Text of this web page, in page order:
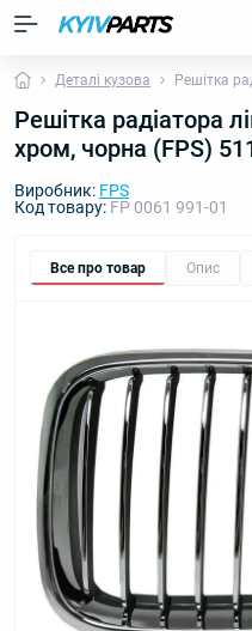
Деталі кузова Решітка
Решітка радіатора
хром, чорна (FPS)
Виробник: FPS
Код товару: FP 0061 991-01
Все про товар Опис